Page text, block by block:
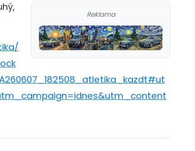
Reklama